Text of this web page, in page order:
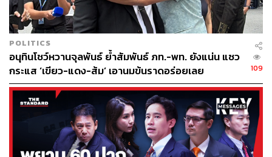
POLITICS
อนุทินโชว์หวานจุลพันธ์ ย้ำสัมพันธ์ ภท.-พท. ยังแน่น แซว
กระแส ‘เขียว-แดง-ส้ม’ เอานมข้นราดอร่อยเลย
109